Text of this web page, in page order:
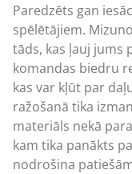
Paredzēts gan
spēlētājiem.
tāds, kas ļauj jums
komandas biedru
kas var kļūt par
ražošanā tika
materiāls nekā
kam tika panākts
nodrošina